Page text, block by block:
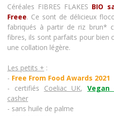
Céréales FIBRES FLAKES BIO
Freee. Ce sont de délicieux
fabriqués à partir de riz brun*
fibres, ils sont parfaits pour bien
une collation légère.
Les petits + :
- Free From Food Awards 2021
- certifiés Coeliac UK, Vegan
casher
- sans huile de palme